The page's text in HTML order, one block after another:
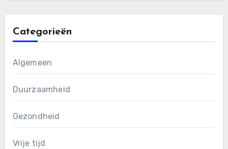
Categorieën
Algemeen
Duurzaamheid
Gezondheid
Vrije tijd